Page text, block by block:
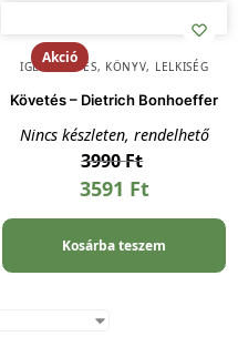
Akció
IGEHIRDETÉS, KÖNYV, LELKISÉG
Követés – Dietrich Bonhoeffer
Nincs készleten, rendelhető
3990Ft
3591 Ft
Kosárba teszem